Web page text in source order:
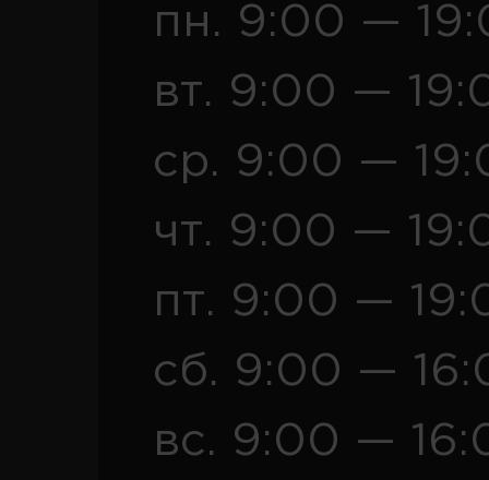
пн. 9:00 —
вт. 9:00 —
ср. 9:00 —
чт. 9:00 —
пт. 9:00 —
сб. 9:00 —
вс. 9:00 —